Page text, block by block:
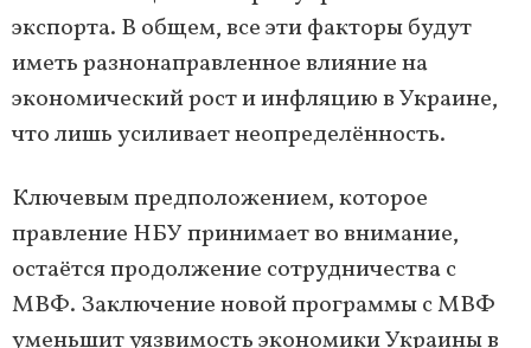
экспорта. В общем, все эти факторы будут
иметь разнонаправленное влияние на
экономический рост и инфляцию в Украине,
что лишь усиливает неопределённость.
Ключевым предположением, которое
правление НБУ принимает во внимание,
остаётся продолжение сотрудничества с
МВФ. Заключение новой программы с МВФ
уменьшит уязвимость экономики Украины в